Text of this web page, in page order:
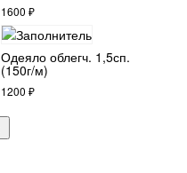
1600 ₽
Одеяло облегч. 1,5сп.
(150г/м)
1200 ₽